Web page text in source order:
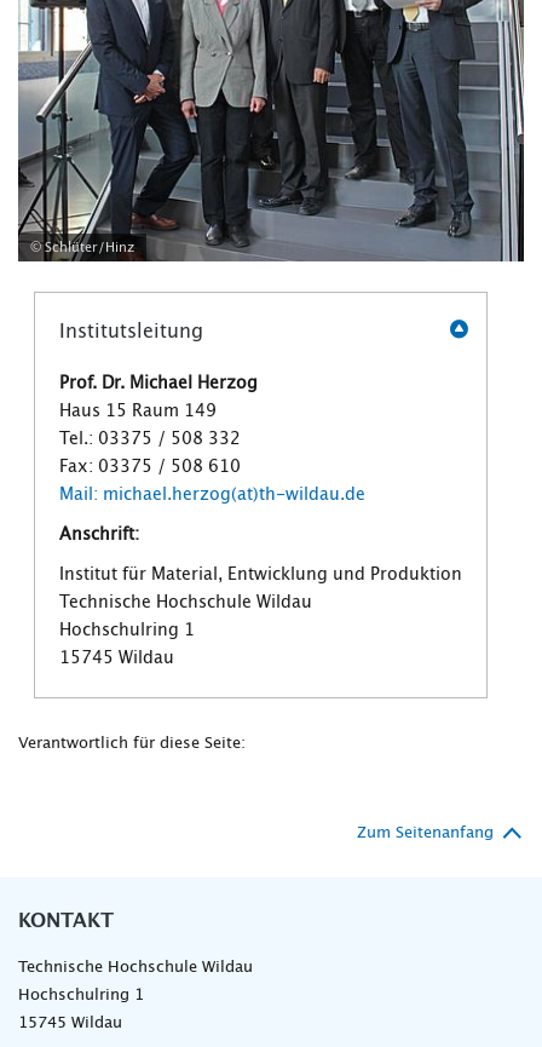
© Schlüter/Hinz
Institutsleitung
Prof. Dr. Michael Herzog
Haus 15 Raum 149
Tel.: 03375 / 508 332
Fax: 03375 / 508 610
Mail: michael.herzog(at)th-wildau.de
Anschrift:
Institut für Material, Entwicklung und Produktion
Technische Hochschule Wildau
Hochschulring 1
15745 Wildau
Verantwortlich für diese Seite:
Zum Seitenanfang
KONTAKT
Technische Hochschule Wildau
Hochschulring 1
15745 Wildau